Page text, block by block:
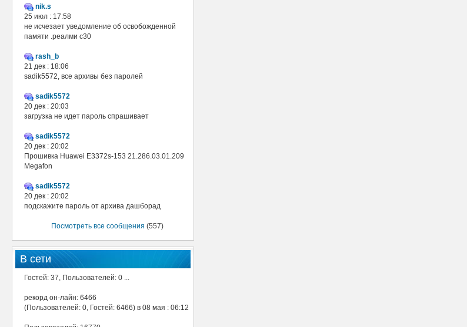
nik.s
25 июл : 17:58
не исчезает уведомление об освобожденной
памяти .реалми с30
rash_b
21 дек : 18:06
sadik5572, все архивы без паролей
sadik5572
20 дек : 20:03
загрузка не идет пароль спрашивает
sadik5572
20 дек : 20:02
Прошивка Huawei E3372s-153 21.286.03.01.209
Megafon
sadik5572
20 дек : 20:02
подскажите пароль от архива дашборад
Посмотреть все сообщения (557)
В сети
Гостей: 37, Пользователей: 0 ...
рекорд он-лайн: 6466
(Пользователей: 0, Гостей: 6466) в 08 мая : 06:12